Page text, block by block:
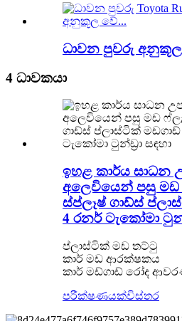
ධාවන පුවරු
4 ධාවකයා
ඉහළ කාර්ය සාධන
අලෙවියෙන් පසු මඩ
ස්ප්ලෑෂ් ගාඩ්ස්
4 රනර් ටැකෝමා
ප්ලාස්ටික් මඩ තට්ටු
කාර් මඩ ආරක්ෂකය
කාර් මඩ්ගාඩ් රෝද
පරීක්ෂණයක්විස්තර